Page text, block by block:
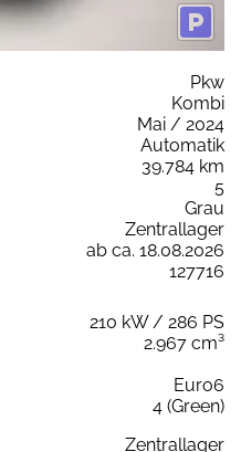
Pkw
Kombi
Mai / 2024
Automatik
39.784 km
5
Grau
Zentrallager
ab ca. 18.08.2026
127716
210 kW / 286 PS
2.967 cm³
Euro6
4 (Green)
Zentrallager